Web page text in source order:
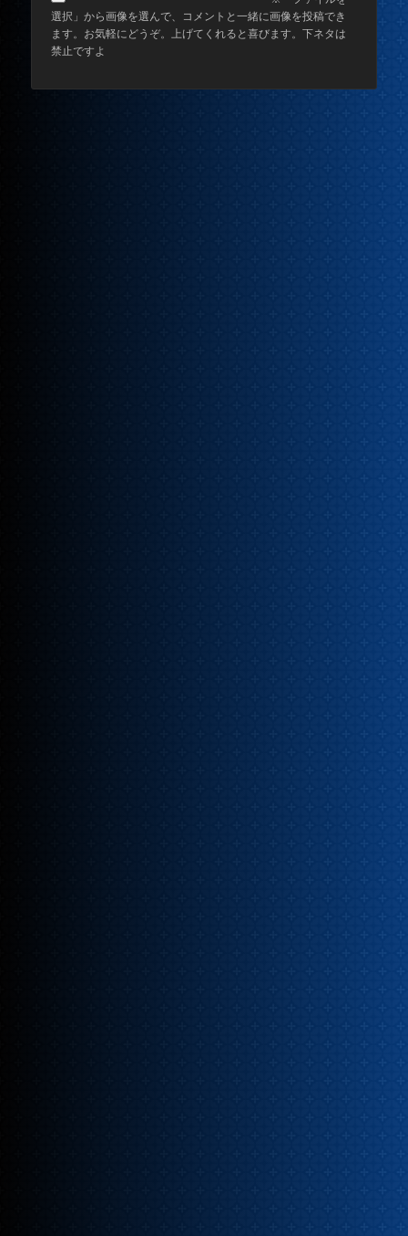
選択」から画像を選んで、コメントと一緒に画像を投稿でき
ます。お気軽にどうぞ。上げてくれると喜びます。下ネタは
禁止ですよ